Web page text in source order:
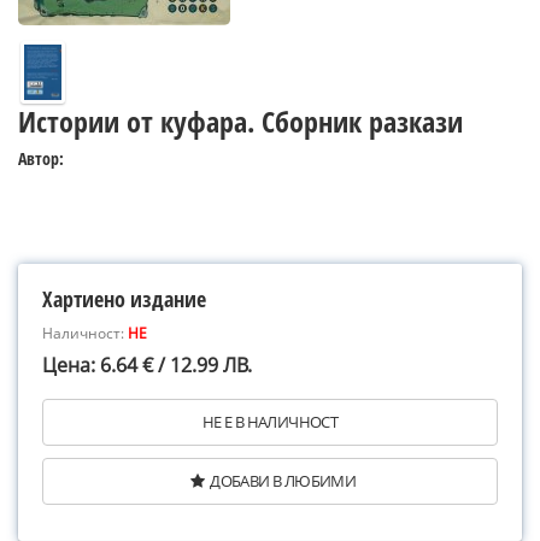
Истории от куфара. Сборник разкази
Автор:
Хартиено издание
Наличност: НЕ
Цена: 6.64 € / 12.99 ЛВ.
НЕ Е В НАЛИЧНОСТ
ДОБАВИ В ЛЮБИМИ